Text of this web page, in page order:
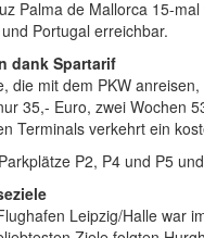
Palma de Mallorca 15-
Portugal erreichbar.
dank Spartarif
die mit dem PKW
35,- Euro, zwei Wochen
Terminals verkehrt ein
P2, P4 und P5
Leipzig/Halle war